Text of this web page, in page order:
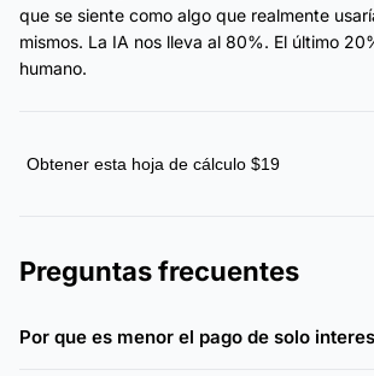
que se siente como algo que realmente
mismos. La IA nos lleva al 80%. El último
humano.
Obtener esta hoja de cálculo $19
Preguntas frecuentes
Por que es menor el pago de solo